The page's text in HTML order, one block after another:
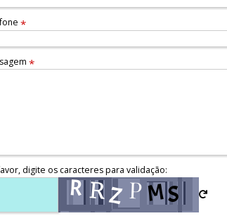
*
*
digite os caracteres para validação: